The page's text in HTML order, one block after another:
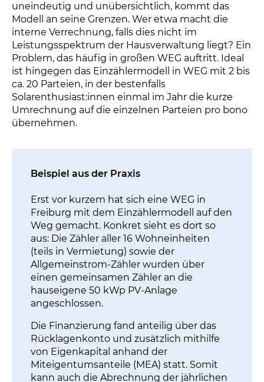
uneindeutig und unübersichtlich, kommt das
Modell an seine Grenzen. Wer etwa macht die
interne Verrechnung, falls dies nicht im
Leistungsspektrum der Hausverwaltung liegt? Ein
Problem, das häufig in großen WEG auftritt. Ideal
ist hingegen das Einzählermodell in WEG mit 2 bis
ca. 20 Parteien, in der bestenfalls
Solarenthusiast:innen einmal im Jahr die kurze
Umrechnung auf die einzelnen Parteien pro bono
übernehmen.
Beispiel aus der Praxis
Erst vor kurzem hat sich eine WEG in
Freiburg mit dem Einzählermodell auf den
Weg gemacht. Konkret sieht es dort so
aus: Die Zähler aller 16 Wohneinheiten
(teils in Vermietung) sowie der
Allgemeinstrom-Zähler wurden über
einen gemeinsamen Zähler an die
hauseigene 50 kWp PV-Anlage
angeschlossen.
Die Finanzierung fand anteilig über das
Rücklagenkonto und zusätzlich mithilfe
von Eigenkapital anhand der
Miteigentumsanteile (MEA) statt. Somit
kann auch die Abrechnung der jährlichen